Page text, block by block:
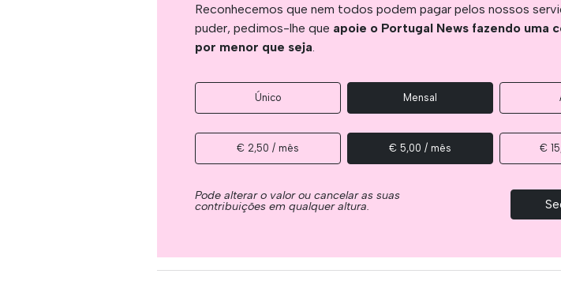
Reconhecemos que nem todos podem pagar pelos nossos
puder, pedimos-lhe que apoie o Portugal News fazendo uma
por menor que seja.
Único Mensal
€ 2,50 / mês € 5,00 / mês €
Pode alterar o valor ou cancelar as suas
contribuições em qualquer altura.